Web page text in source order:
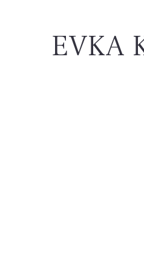
EVKA